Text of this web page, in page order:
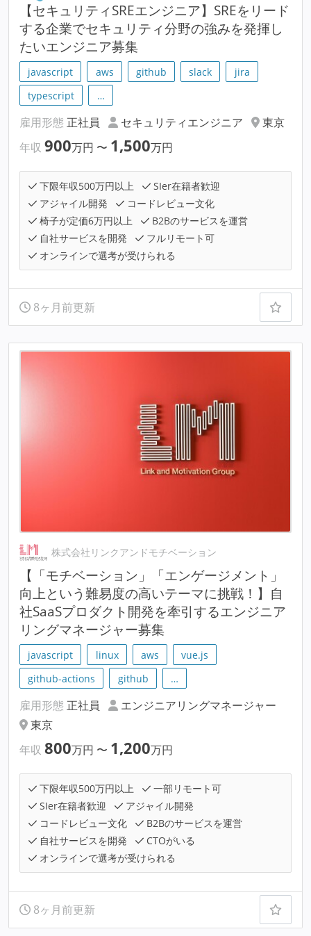
【セキュリティSREエンジニア】SREをリード
する企業でセキュリティ分野の強みを発揮し
たいエンジニア募集
javascript aws github slack
jira
typescript
…
雇用形態 正社員 セキュリティエンジニア
東京
年収 900万円 〜 1,500万円
下限年収500万円以上
SIer在籍者歓迎
アジャイル開発
コードレビュー文化
椅子が定価6万円以上
B2Bのサービスを運営
自社サービスを開発
フルリモート可
オンラインで選考が受けられる
8ヶ月前更新
株式会社リンクアンドモチベーション
【「モチベーション」「エンゲージメント」
向上という難易度の高いテーマに挑戦！】自
社SaaSプロダクト開発を牽引するエンジニア
リングマネージャー募集
javascript linux aws
vue.js
github-actions
github …
雇用形態 正社員
エンジニアリングマネージャー
東京
年収 800万円 〜 1,200万円
下限年収500万円以上
一部リモート可
SIer在籍者歓迎
アジャイル開発
コードレビュー文化
B2Bのサービスを運営
自社サービスを開発
CTOがいる
オンラインで選考が受けられる
8ヶ月前更新